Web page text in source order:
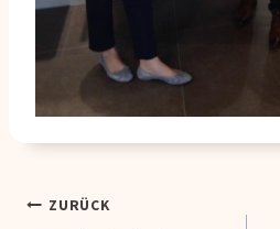
Beitragsnavigation
ZURÜCK